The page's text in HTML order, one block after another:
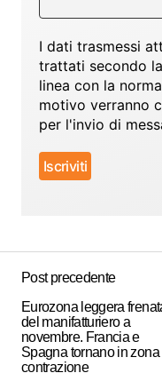
I dati trasmessi
trattati secondo
linea con la
motivo verranno
per l'invio di
Post precedente
Eurozona leggera
del manifatturiero a
novembre. Francia e
Spagna tornano in zona
contrazione